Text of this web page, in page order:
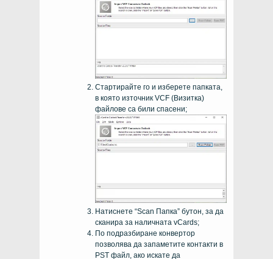
Стартирайте го и изберете папката,
в която източник VCF (Визитка)
файлове са били спасени;
Натиснете “Scan Папка” бутон, за да
сканира за наличната vCards;
По подразбиране конвертор
позволява да запаметите контакти в
PST файл, ако искате да